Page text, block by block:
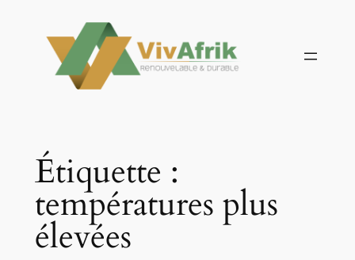
contenu
Étiquette :
températures plus
élevées